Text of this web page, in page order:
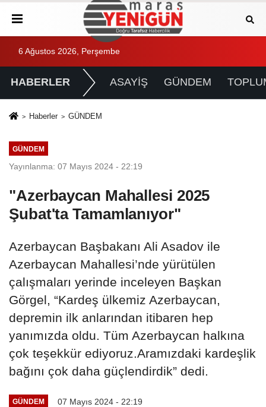
6 Ağustos 2026, Perşembe
HABERLER ASAYİŞ GÜNDEM
Haberler GÜNDEM
GÜNDEM
Yayınlanma: 07 Mayıs 2024 - 22:19
"Azerbaycan Mahallesi 2025
Şubat'ta Tamamlanıyor"
Azerbaycan Başbakanı Ali Asadov ile
Azerbaycan Mahallesi’nde yürütülen
çalışmaları yerinde inceleyen Başkan
Görgel, “Kardeş ülkemiz Azerbaycan,
depremin ilk anlarından itibaren hep
yanımızda oldu. Tüm Azerbaycan halkına
çok teşekkür ediyoruz.Aramızdaki kardeşlik
bağını çok daha güçlendirdik” dedi.
GÜNDEM 07 Mayıs 2024 - 22:19